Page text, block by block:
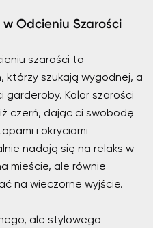
Odcieniu Szarości
szarości to
szukają wygodnej, a
Kolor szarości
czerń, dając ci swobodę
i okryciami
nadają się na relaks w
mieście, ale równie
na wieczorne wyjście.
ale stylowego